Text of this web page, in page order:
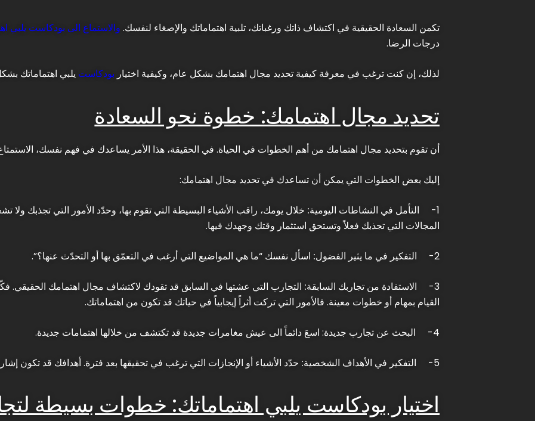
تكمن السعادة الحقيقية في اكتشاف ذاتك ورغباتك، تلبية اهتماماتك والإصغاء لنفسك. والاستماع الى بودكاست يلبي
درجات الرضا.
لذلك، إن كنت ترغب في معرفة كيفية تحديد مجال اهتمامك بشكل عام، وكيفية اختيار بودكاست يلبي اهتماماتك
تحديد مجال اهتمامك: خطوة نحو السعادة
أن تقوم بتحديد مجال اهتمامك من أهم الخطوات في الحياة. في الحقيقة، هذا الأمر يساعدك في فهم نفسك،
إليك بعض الخطوات التي يمكن أن تساعدك في تحديد مجال اهتمامك:
1- التأمل في النشاطات اليومية: خلال يومك، راقب الأشياء البسيطة التي تقوم بها، وحدّد الأمور التي تجذبك ولا
المجالات التي تجذبك فعلاً وتستحق استثمار وقتك وجهدك فيها.
2- التفكير في ما يثير الفضول: اسأل نفسك “ما هي المواضيع التي أرغب في التعمّق بها أو التحدّث عنها؟”.
3- الاستفادة من تجاربك السابقة: التجارب التي عشتها في السابق قد تقودك لاكتشاف مجال اهتمامك الحقيقي.
القيام بمهام أو خطوات معينة. فالأمور التي تركت أثراً إيجابياً في حياتك قد تكون من اهتماماتك.
4- البحث عن تجارب جديدة: اسعَ دائماً الى عيش مغامرات جديدة قد تكتشف من خلالها اهتمامات جديدة.
5- التفكير في الأهداف الشخصية: حدّد الأشياء أو الإنجازات التي ترغب في تحقيقها بعد فترة. أهدافك قد تكون
اختيار بودكاست يلبي اهتماماتك: خطوات بسيطة